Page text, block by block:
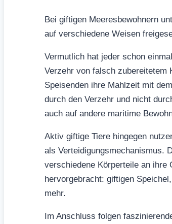
Bei giftigen Meeresbewohnern
auf verschiedene Weisen
Vermutlich hat jeder schon
Verzehr von falsch zubereitetem
Speisenden ihre Mahlzeit mit
durch den Verzehr und nicht
auch auf andere maritime
Aktiv giftige Tiere hingegen
als Verteidigungsmechanismus.
verschiedene Körperteile an ihre
hervorgebracht: giftigen
mehr.
Im Anschluss folgen